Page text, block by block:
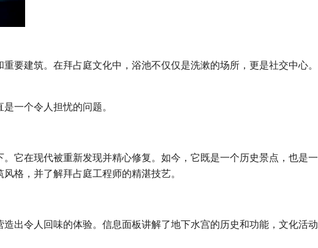
要建筑。在拜占庭文化中，浴池不仅仅是洗漱的场所，更是社交中心。
一个令人担忧的问题。
它在现代被重新发现并精心修复。如今，它既是一个历史景点，也是一
格，并了解拜占庭工程师的精湛技艺。
出令人回味的体验。信息面板讲解了地下水宫的历史和功能，文化活动